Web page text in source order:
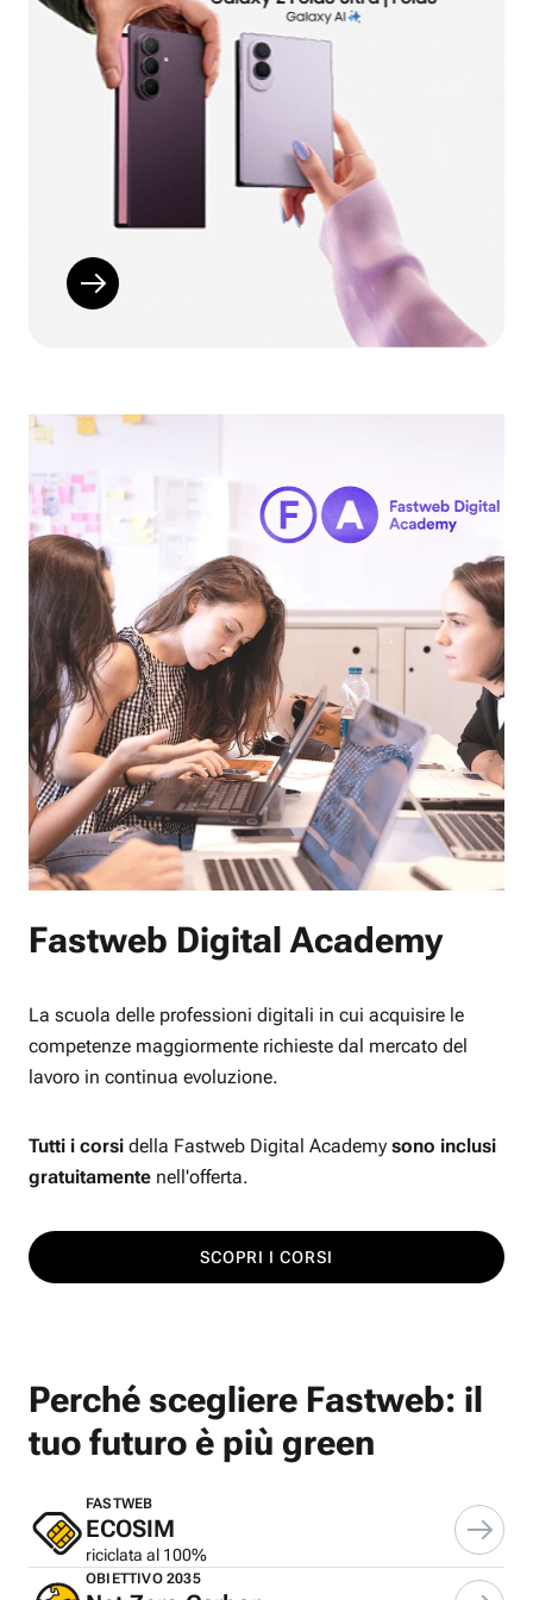
Fastweb Digital Academy
La scuola delle professioni digitali in cui acquisire le
competenze maggiormente richieste dal mercato del
lavoro in continua evoluzione.
Tutti i corsi della Fastweb Digital Academy sono inclusi
gratuitamente nell'offerta.
SCOPRI I CORSI
Perché scegliere Fastweb: il
tuo futuro è più green
FASTWEB
ECOSIM
riciclata al 100%
OBIETTIVO 2035